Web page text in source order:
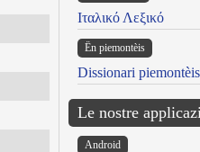
Ιταλικό Λεξικό
Ën piemontèis
Dissionari piemontèis
Le nostre
Android